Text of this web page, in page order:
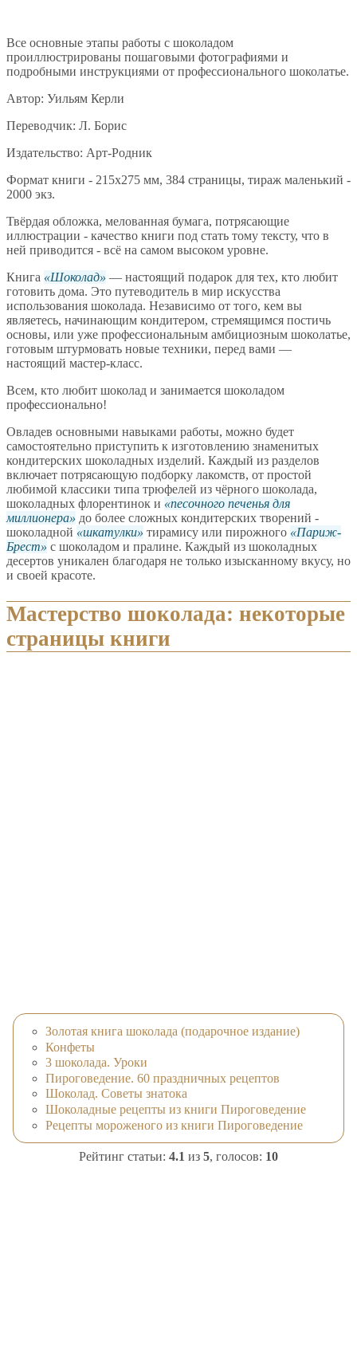
Все основные этапы работы с шоколадом
проиллюстрированы пошаговыми фотографиями и
подробными инструкциями от профессионального шоколатье.
Автор: Уильям Керли
Переводчик: Л. Борис
Издательство: Арт-Родник
Формат книги - 215x275 мм, 384 страницы, тираж маленький -
2000 экз.
Твёрдая обложка, мелованная бумага, потрясающие
иллюстрации - качество книги под стать тому тексту, что в
ней приводится - всё на самом высоком уровне.
Книга
Шоколад
— настоящий подарок для тех, кто любит
готовить дома. Это путеводитель в мир искусства
использования шоколада. Независимо от того, кем вы
являетесь, начинающим кондитером, стремящимся постичь
основы, или уже профессиональным амбициозным шоколатье,
готовым штурмовать новые техники, перед вами —
настоящий мастер-класс.
Всем, кто любит шоколад и занимается шоколадом
профессионально!
Овладев основными навыками работы, можно будет
самостоятельно приступить к изготовлению знаменитых
кондитерских шоколадных изделий. Каждый из разделов
включает потрясающую подборку лакомств, от простой
любимой классики типа трюфелей из чёрного шоколада,
шоколадных флорентинок и
песочного печенья для
миллионера
до более сложных кондитерских творений -
шоколадной
шкатулки тирамису или пирожного
Париж-
Брест
с шоколадом и пралине. Каждый из шоколадных
десертов уникален благодаря не только изысканному вкусу, но
и своей красоте.
Мастерство шоколада: некоторые
страницы книги
Золотая книга шоколада (подарочное издание)
Конфеты
3 шоколада. Уроки
Пироговедение. 60 праздничных рецептов
Шоколад. Советы знатока
Шоколадные рецепты из книги Пироговедение
Рецепты мороженого из книги Пироговедение
Рейтинг статьи: 4.1 из 5, голосов: 10